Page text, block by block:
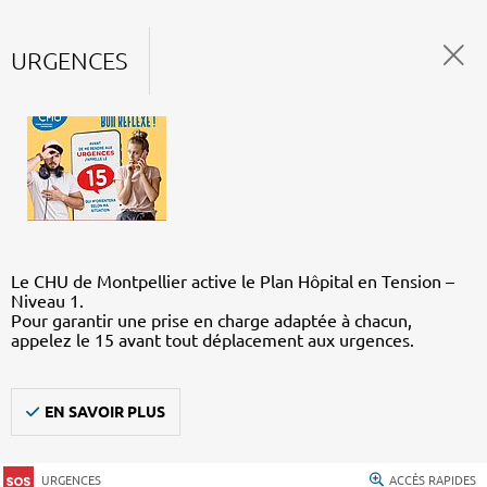
URGENCES
Le CHU de Montpellier active le Plan Hôpital en Tension –
Niveau 1.
Pour garantir une prise en charge adaptée à chacun,
appelez le 15 avant tout déplacement aux urgences.
EN SAVOIR PLUS
URGENCES ACCÈS RAPIDES